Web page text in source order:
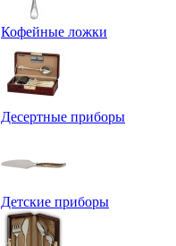
Кофейные ложки
Десертные приборы
Детские приборы